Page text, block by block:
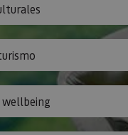
wellbeing